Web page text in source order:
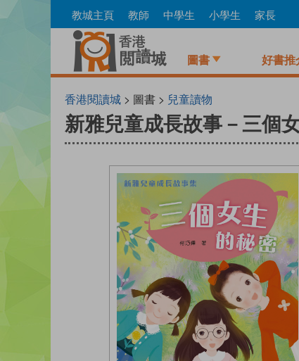
to
教城主頁 教師 中學生 小學生 家長
圖書 好書推
香港閱讀城 > 圖書 > 兒童讀物
新雅兒童成長故事－三個